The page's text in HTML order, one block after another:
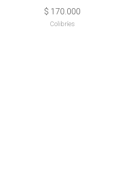
$ 170.000
Colibríes